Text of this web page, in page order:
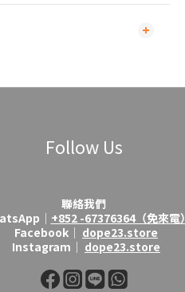
Follow Us
聯絡我們
+852 -67376364（免來電）
Facebook│ dope23.store
Instagram│ dope23.store